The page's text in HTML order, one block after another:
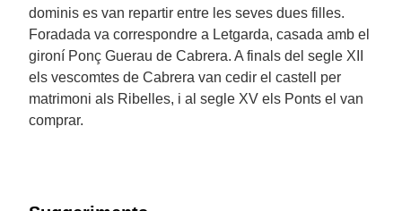
dominis es van repartir entre les seves dues filles.
Foradada va correspondre a Letgarda, casada amb el
gironí Ponç Guerau de Cabrera. A finals del segle XII
els vescomtes de Cabrera van cedir el castell per
matrimoni als Ribelles, i al segle XV els Ponts el van
comprar.